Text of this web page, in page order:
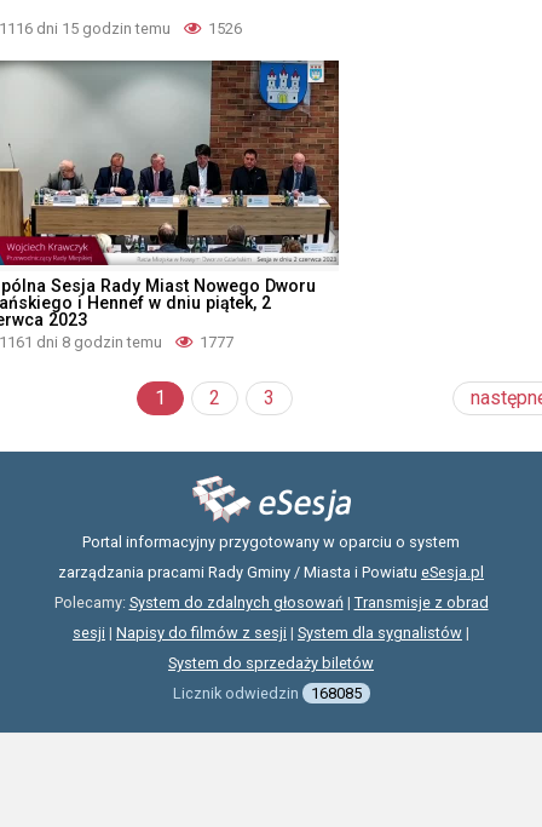
1116 dni 15 godzin temu 1526
Sesja Rady Miast Nowego Dworu
i Hennef w dniu piątek, 2
2023
1161 dni 8 godzin temu 1777
1 2 3
Portal informacyjny przygotowany w oparciu o system
zarządzania pracami Rady Gminy / Miasta i Powiatu eSesja.pl
Polecamy: System do zdalnych głosowań| Transmisje z obrad
sesji | Napisy do filmów z sesji | System dla sygnalistów |
System do sprzedaży biletów
Licznik odwiedzin
168085